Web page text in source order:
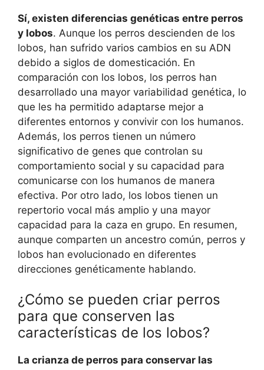
Sí, existen diferencias genéticas entre perros
y lobos. Aunque los perros descienden de los
lobos, han sufrido varios cambios en su ADN
debido a siglos de domesticación. En
comparación con los lobos, los perros han
desarrollado una mayor variabilidad genética, lo
que les ha permitido adaptarse mejor a
diferentes entornos y convivir con los humanos.
Además, los perros tienen un número
significativo de genes que controlan su
comportamiento social y su capacidad para
comunicarse con los humanos de manera
efectiva. Por otro lado, los lobos tienen un
repertorio vocal más amplio y una mayor
capacidad para la caza en grupo. En resumen,
aunque comparten un ancestro común, perros y
lobos han evolucionado en diferentes
direcciones genéticamente hablando.
¿Cómo se pueden criar perros
para que conserven las
características de los lobos?
La crianza de perros para conservar las